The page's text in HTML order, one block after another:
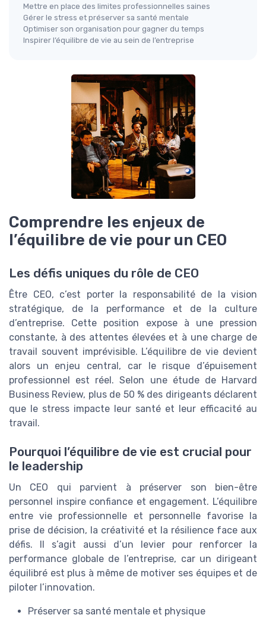
Mettre en place des limites professionnelles saines
Gérer le stress et préserver sa santé mentale
Optimiser son organisation pour gagner du temps
Inspirer l’équilibre de vie au sein de l’entreprise
Comprendre les enjeux de
l’équilibre de vie pour un CEO
Les défis uniques du rôle de CEO
Être CEO, c’est porter la responsabilité de la vision
stratégique, de la performance et de la culture
d’entreprise. Cette position expose à une pression
constante, à des attentes élevées et à une charge de
travail souvent imprévisible. L’équilibre de vie devient
alors un enjeu central, car le risque d’épuisement
professionnel est réel. Selon une étude de Harvard
Business Review, plus de 50 % des dirigeants déclarent
que le stress impacte leur santé et leur efficacité au
travail.
Pourquoi l’équilibre de vie est crucial pour
le leadership
Un CEO qui parvient à préserver son bien-être
personnel inspire confiance et engagement. L’équilibre
entre vie professionnelle et personnelle favorise la
prise de décision, la créativité et la résilience face aux
défis. Il s’agit aussi d’un levier pour renforcer la
performance globale de l’entreprise, car un dirigeant
équilibré est plus à même de motiver ses équipes et de
piloter l’innovation.
Préserver sa santé mentale et physique